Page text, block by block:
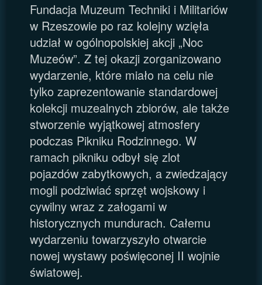
Fundacja Muzeum Techniki i Militariów
w Rzeszowie po raz kolejny wzięła
udział w ogólnopolskiej akcji „Noc
Muzeów”. Z tej okazji zorganizowano
wydarzenie, które miało na celu nie
tylko zaprezentowanie standardowej
kolekcji muzealnych zbiorów, ale także
stworzenie wyjątkowej atmosfery
podczas Pikniku Rodzinnego. W
ramach pikniku odbył się zlot
pojazdów zabytkowych, a zwiedzający
mogli podziwiać sprzęt wojskowy i
cywilny wraz z załogami w
historycznych mundurach. Całemu
wydarzeniu towarzyszyło otwarcie
nowej wystawy poświęconej II wojnie
światowej.